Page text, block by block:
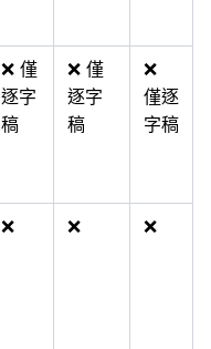
❌ 僅
逐字
稿
❌ 僅
逐字
稿
❌
僅逐
字稿
❌ ❌ ❌